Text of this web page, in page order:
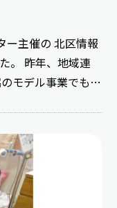
ー主催の 北区情報
連
モデル事業でもご
した。 今回私は
たが 次の機会に